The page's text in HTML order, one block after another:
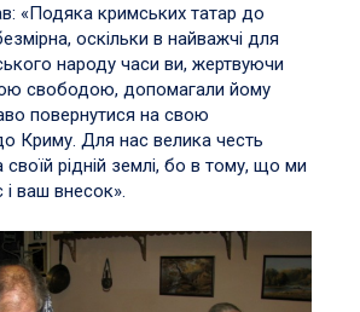
«Подяка кримських татар до
оскільки в найважчі для
народу часи ви, жертвуючи
свободою, допомагали йому
повернутися на свою
Криму. Для нас велика честь
рідній землі, бо в тому, що ми
ваш внесок».